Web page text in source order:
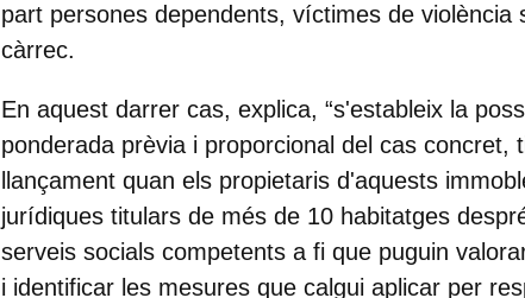
part persones dependents, víctimes de
càrrec.
En aquest darrer cas, explica, “s'estableix la
ponderada prèvia i proporcional del cas concret,
llançament quan els propietaris d'aquests
jurídiques titulars de més de 10 habitatges
serveis socials competents a fi que puguin
i identificar les mesures que calgui aplicar per